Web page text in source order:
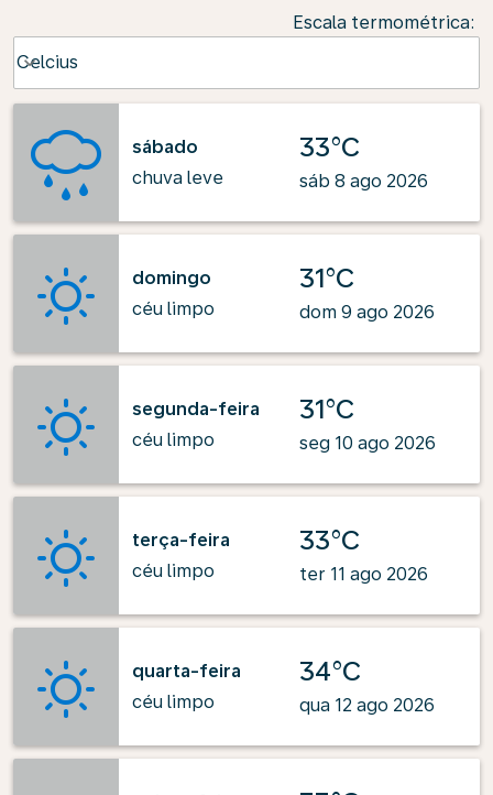
Escala termométrica:
Celcius
keyboard_arrow_down
sábado
chuva leve
33°C
sáb 8 ago 2026
domingo
céu limpo
31°C
dom 9 ago 2026
segunda-feira
céu limpo
31°C
seg 10 ago 2026
terça-feira
céu limpo
33°C
ter 11 ago 2026
quarta-feira
céu limpo
34°C
qua 12 ago 2026